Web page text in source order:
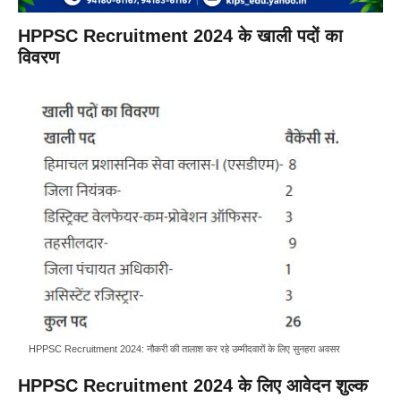
HPPSC Recruitment 2024 केखाली पदों का
विवरण
HPPSC Recruitment 2024: नौकरी की तालाश कर रहे उम्मीदवारों के लिए सुनहरा अवसर
HPPSC Recruitment 2024 के लिए आवेदन शुल्क